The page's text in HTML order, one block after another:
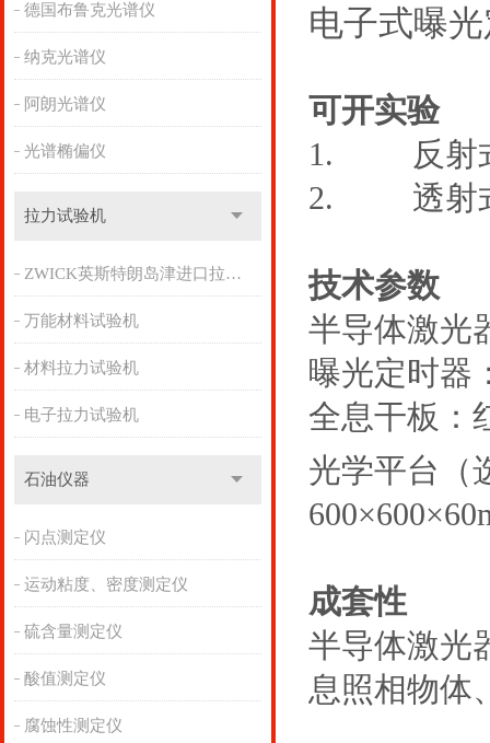
德国布鲁克光谱仪
纳克光谱仪
阿朗光谱仪
光谱椭偏仪
拉力试验机
ZWICK英斯特朗岛津进口拉力机
万能材料试验机
材料拉力试验机
电子拉力试验机
石油仪器
闪点测定仪
运动粘度、密度测定仪
硫含量测定仪
酸值测定仪
腐蚀性测定仪
电子式曝
可开实验
1.
反射
2.
透射
技术参数
半导体激光
曝光定时器
全息干板：
光学平台（
成套性
半导体激光
息照相物体